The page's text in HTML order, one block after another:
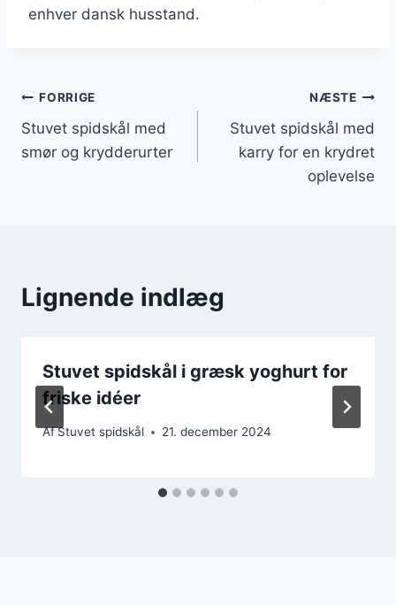
enhver dansk husstand.
Indlægsnavigation
FORRIGE
Stuvet spidskål med
smør og krydderurter
NÆSTE
Stuvet spidskål med
karry for en krydret
oplevelse
Lignende indlæg
Stuvet spidskål i græsk yoghurt for
friske idéer
AfStuvet spidskål 21. december 2024